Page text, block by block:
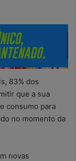
83% dos
que a sua
consumo para
no momento da
novas